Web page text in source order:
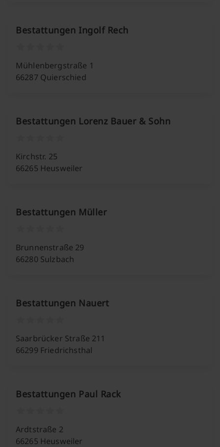
Bestattungen Ingolf Rech
Mühlenbergstraße 1
66287 Quierschied
Bestattungen Lorenz Bauer & Sohn
Kirchstr. 25
66265 Heusweiler
Bestattungen Müller
Brunnenstraße 29
66280 Sulzbach
Bestattungen Nauert
Saarbrücker Straße 211
66299 Friedrichsthal
Bestattungen Paul Rack
Ardtstraße 2
66265 Heusweiler